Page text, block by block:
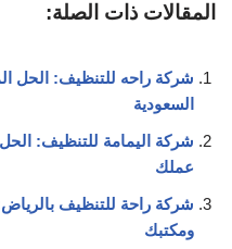
المقالات ذات الصلة:
شركة راحه للتنظيف: الحل
السعودية
شركة اليمامة للتنظيف:
عملك
شركة راحة للتنظيف
ومكتبك